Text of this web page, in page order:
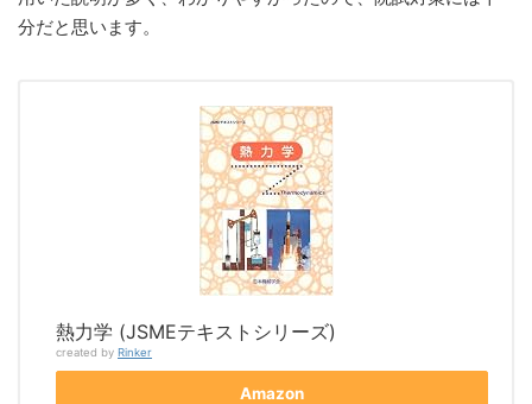
分だと思います。
熱力学 (JSMEテキストシリーズ)
created by Rinker
Amazon